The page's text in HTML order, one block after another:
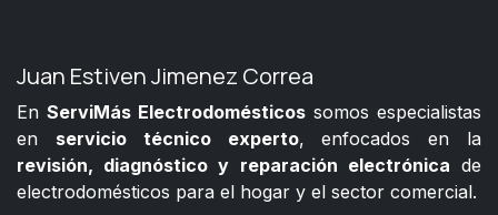
Juan Estiven Jimenez Correa
En ServiMás Electrodomésticos somos especialistas
en servicio técnico experto, enfocados en la
revisión, diagnóstico y reparación electrónica de
electrodomésticos para el hogar y el sector comercial.